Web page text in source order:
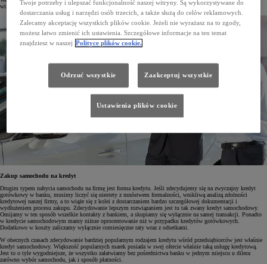
wizyty w serwisie lub na myjni, wymiana opon czy koszty poniesione na ubezpieczenia.
Zakup samochodu na kredyt
Drugim typem nabycia samochodu na firmę jest forma kredytu. Jeśli zdecydujemy się na zwyczajny kredyt
gotówkowy w banku, musimy liczyć się niestety z mnóstwem formalności, wnikliwą analizą zdolności
kredytowej naszej firmy, a to wiąże się z kolei z dostarczaniem bardzo szczegółowej dokumentacji i
wydłużeniem procesu zakupu. Zdecydowanie lepszym rozwiązaniem jest tu tak zwany kredyt samochodowy.
Omijamy w ten sposób wszelkie kontakty z bankiem, a skupiamy się wyłącznie na samej transakcji. Ponadto
w kredycie samochodowym mamy niższe oprocentowanie niż w przypadku kredytów gotówkowych.
Dodatkowo w koszty zaliczamy wyłącznie comiesięczne raty wraz z odsetkami.
W obecnych czasach zdecydowanie bardziej popularnym rodzajem kredytu wśród przedsiębiorców jest właśnie
kredyt samochodowy. Większość popularnych marek posiada w swej ofercie właśnie taką usługę kredytową.
Jest to o tyle wygodniejsze, że wszystko załatwiamy bez pośrednictwa banku w jednym miejscu u dilera:
zarówno wybór samochodu, jak i sposób płatności.
Twoje potrzeby i ulepszać funkcjonalność naszej witryny. Są wykorzystywane do
dostarczania usług i narzędzi osób trzecich, a także służą do celów reklamowych.
Zalecamy akceptację wszystkich plików cookie. Jeżeli nie wyrażasz na to zgody,
możesz łatwo zmienić ich ustawienia. Szczegółowe informacje na ten temat
znajdziesz w naszej Polityce plików cookie.
Odrzuć wszystkie Zaakceptuj wszystkie
Ustawienia plików cookie